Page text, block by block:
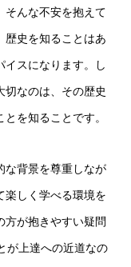
そんな不安を抱えて
歴史を知ることはあ
イスになります。し
なのは、その歴史
を知ることです。
な背景を尊重しなが
楽しく学べる環境を
方が抱きやすい疑問
が上達への近道なの